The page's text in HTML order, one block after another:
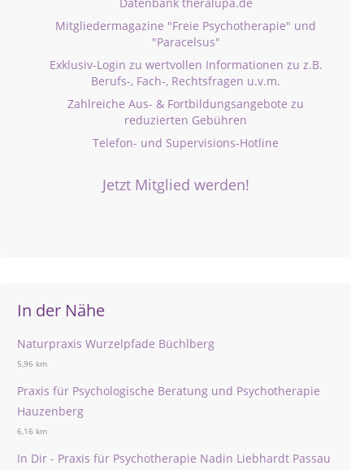
Mitgliedermagazine "Freie Psychotherapie" und
"Paracelsus"
Exklusiv-Login zu wertvollen Informationen zu z.B.
Berufs-, Fach-, Rechtsfragen u.v.m.
Zahlreiche Aus- & Fortbildungsangebote zu
reduzierten Gebühren
Telefon- und Supervisions-Hotline
Jetzt Mitglied werden!
In der Nähe
Naturpraxis Wurzelpfade Büchlberg
5,96 km
Praxis für Psychologische Beratung und Psychotherapie
Hauzenberg
6,16 km
In Dir - Praxis für Psychotherapie Nadin Liebhardt Passau